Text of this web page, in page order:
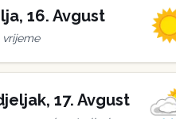
, 16. Avgust
vrijeme
, 17. Avgust